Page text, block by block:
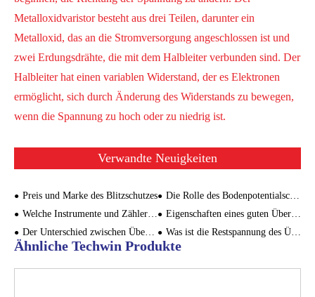
Metalloxidvaristor besteht aus drei Teilen, darunter ein
Metalloxid, das an die Stromversorgung angeschlossen ist und
zwei Erdungsdrähte, die mit dem Halbleiter verbunden sind. Der
Halbleiter hat einen variablen Widerstand, der es Elektronen
ermöglicht, sich durch Änderung des Widerstands zu bewegen,
wenn die Spannung zu hoch oder zu niedrig ist.
Verwandte Neuigkeiten
Preis und Marke des Blitzschutzes
Die Rolle des Bodenpotentialschutzes für Gegenangriffe
Welche Instrumente und Zähler müssen mit Blitzschutzmodulen ausgestattet werden?
Eigenschaften eines guten Überspannungsschutzgeräts
Der Unterschied zwischen Überspannungsschutz und Leckschutz
Was ist die Restspannung des Überspannungsschutzes?
Ähnliche Techwin Produkte